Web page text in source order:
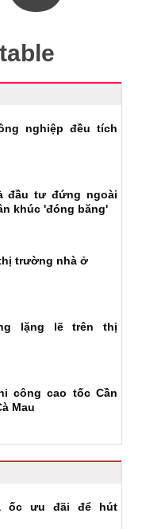
nghiệp đều tích
đầu tư đứng ngoài
khúc 'đóng băng'
trường nhà ở
lặng lẽ trên thị
công cao tốc Cần
Mau
ốc ưu đãi để hút